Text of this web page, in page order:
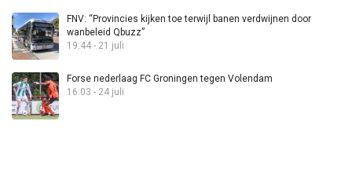
FNV: “Provincies kijken toe terwijl banen verdwijnen door
wanbeleid Qbuzz”
19:44 - 21 juli
Forse nederlaag FC Groningen tegen Volendam
16:03 - 24 juli